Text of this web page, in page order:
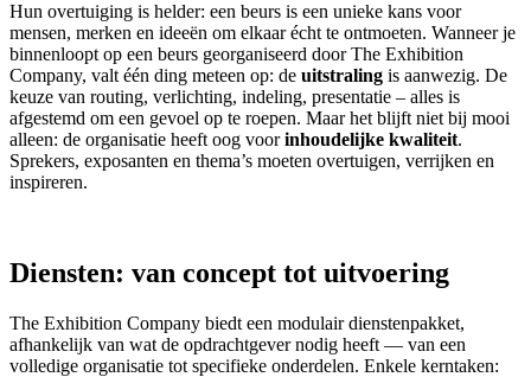
Hun overtuiging is helder: een beurs is een unieke kans voor
mensen, merken en ideeën om elkaar écht te ontmoeten. Wanneer je
binnenloopt op een beurs georganiseerd door The Exhibition
Company, valt één ding meteen op: de uitstraling is aanwezig. De
keuze van routing, verlichting, indeling, presentatie – alles is
afgestemd om een gevoel op te roepen. Maar het blijft niet bij mooi
alleen: de organisatie heeft oog voorinhoudelijke kwaliteit.
Sprekers, exposanten en thema’s moeten overtuigen, verrijken en
inspireren.
Diensten: van concept tot uitvoering
The Exhibition Company biedt een modulair dienstenpakket,
afhankelijk van wat de opdrachtgever nodig heeft — van een
volledige organisatie tot specifieke onderdelen. Enkele kerntaken: